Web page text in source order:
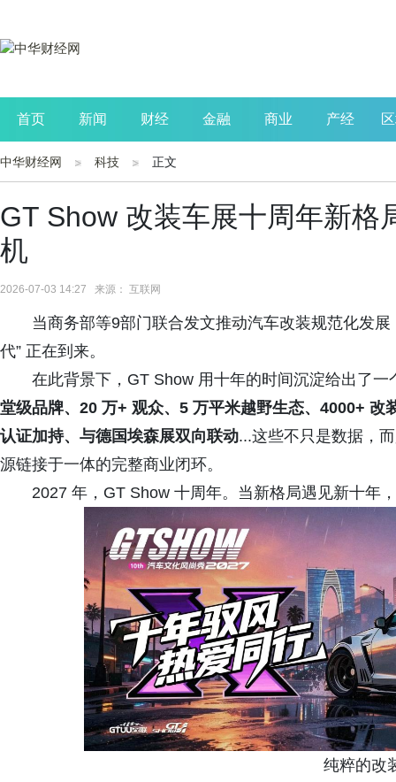
首页 新闻 财经 金融 商业 产经
公司 生活 读书
中华财经网 科技 正文
GT Show 改装车展十周年新格
机
2026-07-03 14:27 来源： 互联网
当商务部等9部门联合发文推动汽车改装规范化发
代” 正在到来。
在此背景下，GT Show 用十年的时间沉淀给出了
堂级品牌、20 万+ 观众、5 万平米越野生态、4000+
认证加持、与德国埃森展双向联动...这些不只是数据，
源链接于一体的完整商业闭环。
2027 年，GT Show 十周年。当新格局遇见新十年
纯粹的改